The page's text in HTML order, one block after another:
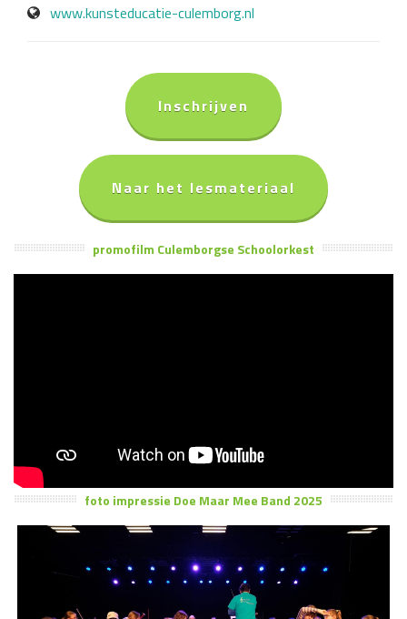
www.kunsteducatie-culemborg.nl
Inschrijven
Naar het lesmateriaal
promofilm Culemborgse Schoolorkest
foto impressie Doe Maar Mee Band 2025